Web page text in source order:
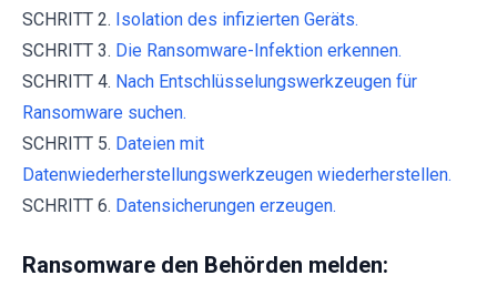
SCHRITT 2. Isolation des infizierten Geräts.
SCHRITT 3. Die Ransomware-Infektion erkennen.
SCHRITT 4. Nach Entschlüsselungswerkzeugen für
Ransomware suchen.
SCHRITT 5. Dateien mit
Datenwiederherstellungswerkzeugen wiederherstellen.
SCHRITT 6. Datensicherungen erzeugen.
Ransomware den Behörden melden: